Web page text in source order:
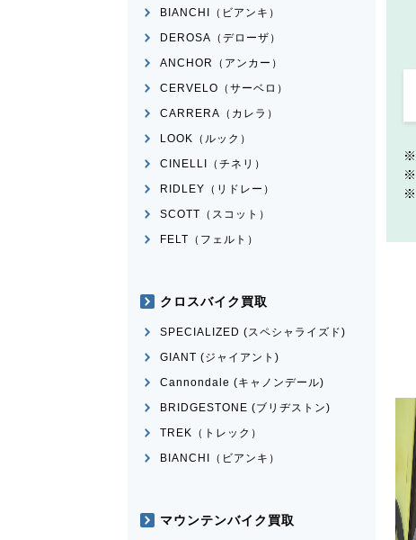
BIANCHI（ビアンキ）
DEROSA（デローザ）
ANCHOR（アンカー）
CERVELO（サーベロ）
CARRERA（カレラ）
LOOK（ルック）
CINELLI（チネリ）
RIDLEY（リドレー）
SCOTT（スコット）
FELT（フェルト）
クロスバイク買取
SPECIALIZED (スペシャライズド)
GIANT (ジャイアント)
Cannondale (キャノンデール)
BRIDGESTONE (ブリヂストン)
TREK（トレック）
BIANCHI（ビアンキ）
マウンテンバイク買取